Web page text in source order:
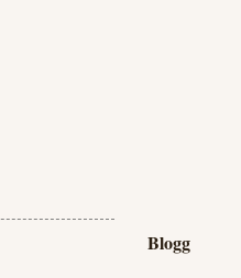
Blogg